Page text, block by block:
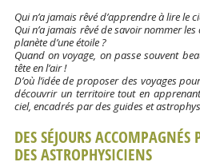
n
t
Qui n’a jamais rêvé d’apprendre à lire le
Qui n’a jamais rêvé de savoir nommer
planète d’une étoile ?
Quand on voyage, on passe souvent
tête en l’air !
D’où l’idée de proposer des voyages
découvrir un territoire tout en
ciel, encadrés par des guides et
DES SÉJOURS ACCOMPAGNÉS
DES ASTROPHYSICIENS